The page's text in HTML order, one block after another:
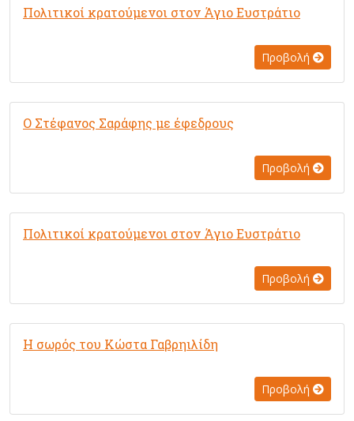
Πολιτικοί κρατούμενοι στον Άγιο Ευστράτιο
Προβολή
Ο Στέφανος Σαράφης με έφεδρους
Προβολή
Πολιτικοί κρατούμενοι στον Άγιο Ευστράτιο
Προβολή
Η σωρός του Κώστα Γαβρηιλίδη
Προβολή